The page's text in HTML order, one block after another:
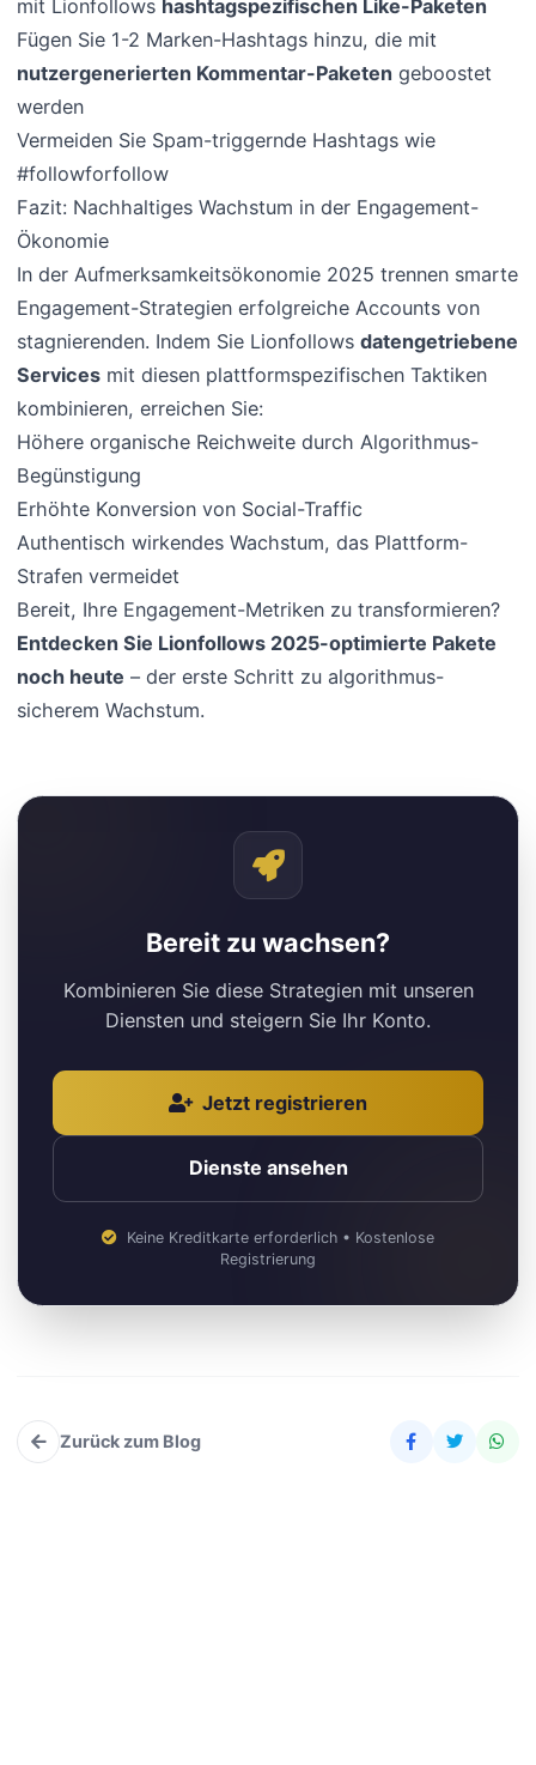
mit Lionfollows hashtagspezifischen Like-Paketen
Fügen Sie 1-2 Marken-Hashtags hinzu, die mit
nutzergenerierten Kommentar-Paketen geboostet
werden
Vermeiden Sie Spam-triggernde Hashtags wie
#followforfollow
Fazit: Nachhaltiges Wachstum in der Engagement-
Ökonomie
In der Aufmerksamkeitsökonomie 2025 trennen smarte
Engagement-Strategien erfolgreiche Accounts von
stagnierenden. Indem Sie Lionfollowsdatengetriebene
Services mit diesen plattformspezifischen Taktiken
kombinieren, erreichen Sie:
Höhere organische Reichweite durch Algorithmus-
Begünstigung
Erhöhte Konversion von Social-Traffic
Authentisch wirkendes Wachstum, das Plattform-
Strafen vermeidet
Bereit, Ihre Engagement-Metriken zu transformieren?
Entdecken Sie Lionfollows 2025-optimierte Pakete
noch heute – der erste Schritt zu algorithmus-
sicherem Wachstum.
Bereit zu wachsen?
Kombinieren Sie diese Strategien mit unseren
Diensten und steigern Sie Ihr Konto.
Jetzt registrieren
Dienste ansehen
Keine Kreditkarte erforderlich • Kostenlose
Registrierung
Zurück zum Blog